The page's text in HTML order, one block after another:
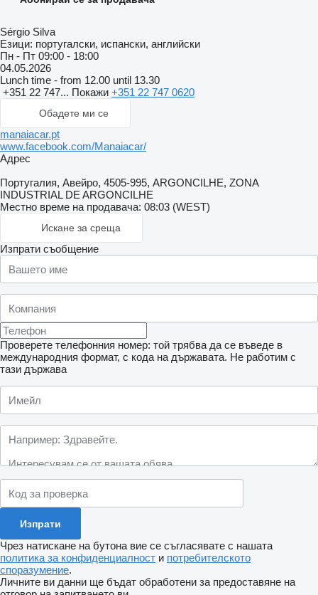
Sérgio Silva
Езици: португалски, испански, английски
Пн - Пт 09:00 - 18:00
04.05.2026
Lunch time - from 12.00 until 13.30
+351 22 747... Покажи +351 22 747 0620
Обадете ми се
manaiacar.pt
www.facebook.com/Manaiacar/
Адрес
Португалия, Авейро, 4505-995, ARGONCILHE, ZONA
INDUSTRIAL DE ARGONCILHE
Местно време на продавача: 08:03 (WEST)
Искане за среща
Изпрати съобщение
Проверете телефонния номер: той трябва да се въведе в
международния формат, с кода на държавата. Не работим с
тази държава
Чрез натискане на бутона вие се съгласявате с нашата
политика за конфиденциалност и потребителското
споразумение.
Личните ви данни ще бъдат обработени за предоставяне на